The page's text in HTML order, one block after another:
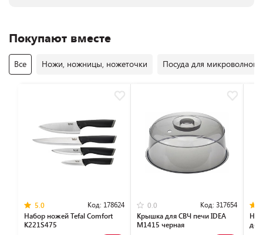
Покупают вместе
Все Ножи, ножницы, ножеточки Посуда для
5.0 Код: 178624
Набор ножей Tefal Сomfort
K221S475
0.0 Код: 317654
Крышка для СВЧ печи IDEA
М1415 черная